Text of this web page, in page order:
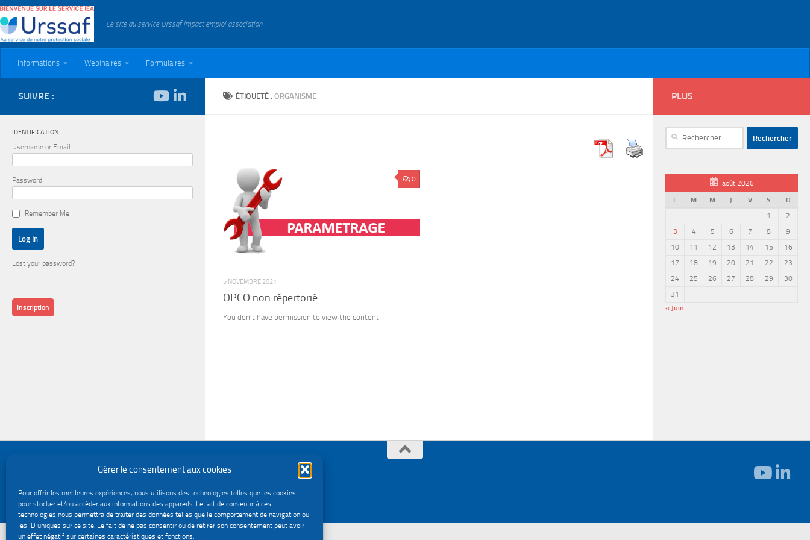
Gérer le consentement aux cookies
Pour offrir les meilleures expériences, nous utilisons des technologies telles que les cookies
pour stocker et/ou accéder aux informations des appareils. Le fait de consentir à ces
technologies nous permettra de traiter des données telles que le comportement de navigation ou
les ID uniques sur ce site. Le fait de ne pas consentir ou de retirer son consentement peut avoir
un effet négatif sur certaines caractéristiques et fonctions.
Skip to content
Le site du service Urssaf Impact emploi association
Informations Webinaires Formulaires
ÉTIQUETÉ : ORGANISME
0
5 NOVEMBRE 2021
OPCO non répertorié
You don’t have permission to view the content
SUIVRE :
IDENTIFICATION
Username or Email
Password
Remember Me
Lost your password?
Inscription
PLUS
août 2026
L
M M J V S
D
1
2
3
4 5 6 7 8
9
10
11 12 13 14 15
16
17
18 19 20 21 22
23
24
25 26 27 28 29
30
31
« Juin
Fièrement propulsé par - Conçu par Thème Hueman